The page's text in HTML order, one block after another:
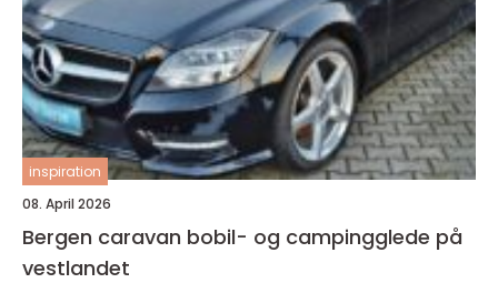
inspiration
08. April 2026
Bergen caravan bobil- og campingglede på
vestlandet